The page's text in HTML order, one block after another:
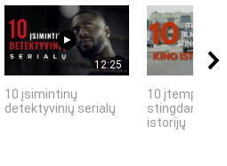
12:25
10 įsimintinų
detektyvinių serialų
10 įtemptų,
stingdančių
istorijų